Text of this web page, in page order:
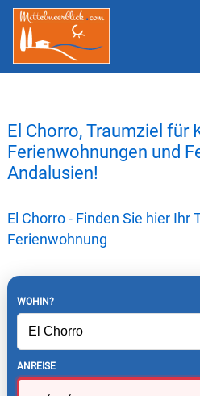
El Chorro, Traumziel für
Ferienwohnungen und
Andalusien!
El Chorro - Finden Sie hier Ihr
Ferienwohnung
WOHIN?
ANREISE